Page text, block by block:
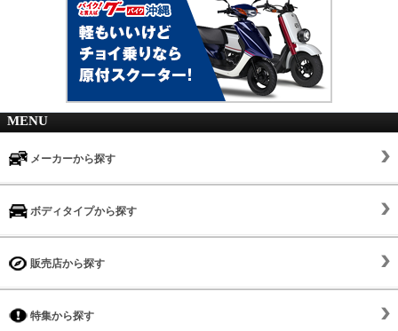
MENU
メーカーから探す
ボディタイプから探す
販売店から探す
特集から探す